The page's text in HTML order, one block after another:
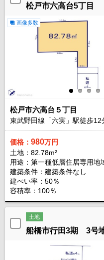
松戸市六高台5丁目
画像多数
松戸市六高台５丁目
東武野田線「六実」駅徒歩12
価格： 980万円
土地：82.78m²
用途：第一種低層住居専用地
建築条件： 建築条件なし
建ぺい率：50％
容積率：100％
土地
船橋市行田3期 3号